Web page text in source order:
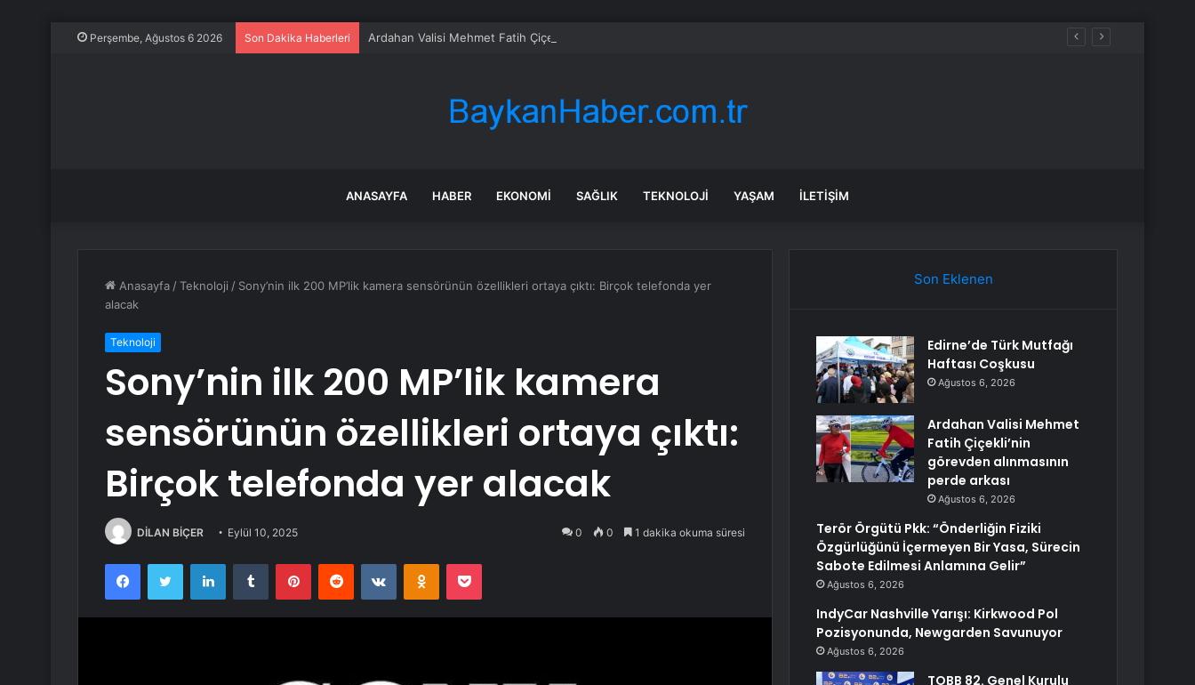
Perşembe, Ağustos 6 2026 Son Dakika Haberleri Ardahan Valisi Mehmet Fatih Çiçekli’nin görevden alınmasının perde arkası
ANASAYFA HABER EKONOMI SAĞLIK TEKNOLOJI YAŞAM İLETIŞIM
Anasayfa /Teknoloji / Sony’nin ilk 200 MP’lik kamera sensörünün özellikleri ortaya çıktı: Birçok telefonda yer
alacak
Teknoloji
Sony’nin ilk 200 MP’lik kamera
sensörünün özellikleri ortaya çıktı:
Birçok telefonda yer alacak
DİLAN BİÇER Eylül 10, 2025 0 0 1 dakika okuma süresi
FacebookTwitter LinkedInTumblr PinterestReddit VKontakteOdnoklassniki
Pocket
Son Eklenen
Edirne’de Türk Mutfağı
Haftası Coşkusu
Ağustos 6, 2026
Ardahan Valisi Mehmet
Fatih Çiçekli’nin
görevden alınmasının
perde arkası
Ağustos 6, 2026
Terör Örgütü Pkk: “Önderliğin Fiziki
Özgürlüğünü İçermeyen Bir Yasa, Sürecin
Sabote Edilmesi Anlamına Gelir”
Ağustos 6, 2026
IndyCar Nashville Yarışı: Kirkwood Pol
Pozisyonunda, Newgarden Savunuyor
Ağustos 6, 2026
TOBB 82. Genel Kurulu